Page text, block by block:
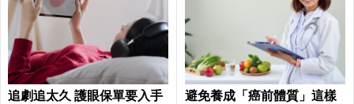
追劇追太久 護眼保單要入手
避免養成「癌前體質」這樣